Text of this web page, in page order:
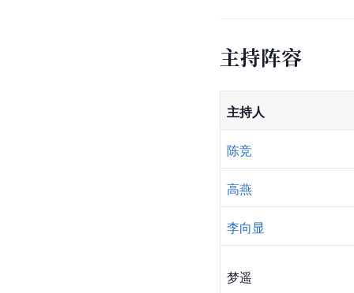
主持阵容
主持人
陈竞
高燕
李向显
梦遥